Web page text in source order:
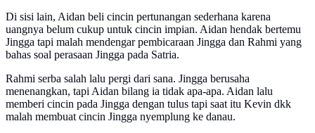
Di sisi lain, Aidan beli cincin pertunangan sederhana karena
uangnya belum cukup untuk cincin impian. Aidan hendak bertemu
Jingga tapi malah mendengar pembicaraan Jingga dan Rahmi yang
bahas soal perasaan Jingga pada Satria.
Rahmi serba salah lalu pergi dari sana. Jingga berusaha
menenangkan, tapi Aidan bilang ia tidak apa-apa. Aidan lalu
memberi cincin pada Jingga dengan tulus tapi saat itu Kevin dkk
malah membuat cincin Jingga nyemplung ke danau.